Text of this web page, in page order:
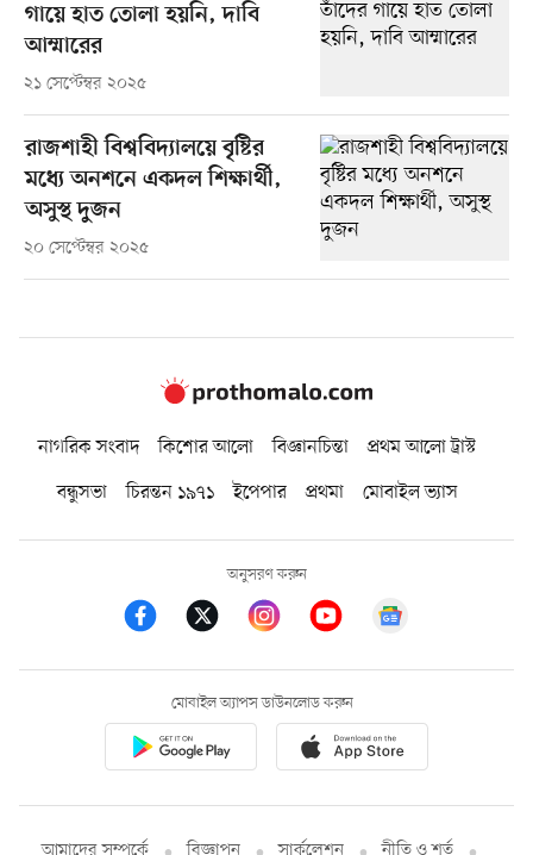
গায়ে হাত তোলা হয়নি, দাবি
আম্মারের
২১ সেপ্টেম্বর ২০২৫
রাজশাহী বিশ্ববিদ্যালয়ে বৃষ্টির
মধ্যে অনশনে একদল শিক্ষার্থী,
অসুস্থ দুজন
২০ সেপ্টেম্বর ২০২৫
নাগরিক সংবাদ কিশোর আলো বিজ্ঞানচিন্তা
প্রথম আলো ট্রাস্ট
বন্ধুসভা
চিরন্তন ১৯৭১ ইপেপার প্রথমা মোবাইল ভ্যাস
অনুসরণ করুন
মোবাইল অ্যাপস ডাউনলোড করুন